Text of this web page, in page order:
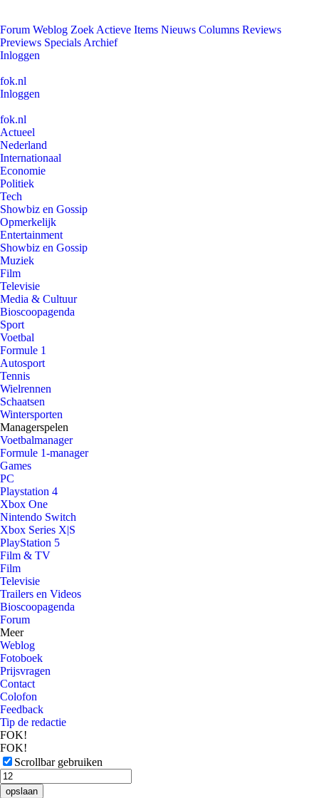
Forum Weblog Zoek Actieve Items Nieuws Columns Reviews
Previews Specials Archief
Inloggen
fok.nl
Inloggen
fok.nl
Actueel
Nederland
Internationaal
Economie
Politiek
Tech
Showbiz en Gossip
Opmerkelijk
Entertainment
Showbiz en Gossip
Muziek
Film
Televisie
Media & Cultuur
Bioscoopagenda
Sport
Voetbal
Formule 1
Autosport
Tennis
Wielrennen
Schaatsen
Wintersporten
Managerspelen
Voetbalmanager
Formule 1-manager
Games
PC
Playstation 4
Xbox One
Nintendo Switch
Xbox Series X|S
PlayStation 5
Film & TV
Film
Televisie
Trailers en Videos
Bioscoopagenda
Forum
Meer
Weblog
Fotoboek
Prijsvragen
Contact
Colofon
Feedback
Tip de redactie
FOK!
FOK!
Scrollbar gebruiken
opslaan